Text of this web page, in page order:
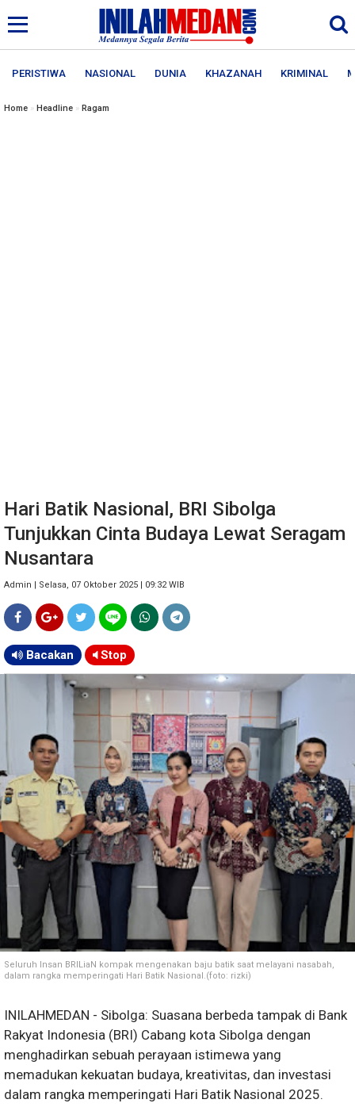
PERISTIWA NASIONAL DUNIA KHAZANAH KRIMINAL
Home » Headline » Ragam
Hari Batik Nasional, BRI Sibolga
Tunjukkan Cinta Budaya Lewat Seragam
Nusantara
Admin | Selasa, 07 Oktober 2025 | 09:32 WIB
Bacakan Stop
Seluruh Insan BRILiaN kompak mengenakan baju batik saat melayani nasabah,
dalam rangka memperingati Hari Batik Nasional.(foto: rizki)
INILAHMEDAN - Sibolga: Suasana berbeda tampak di Bank
Rakyat Indonesia (BRI) Cabang kota Sibolga dengan
menghadirkan sebuah perayaan istimewa yang
memadukan kekuatan budaya, kreativitas, dan investasi
dalam rangka memperingati Hari Batik Nasional 2025.